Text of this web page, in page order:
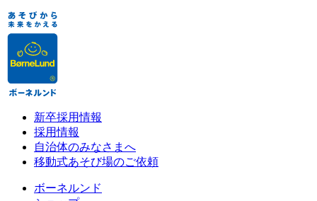
新卒採用情報
採用情報
自治体のみなさまへ
移動式あそび場のご依頼
ボーネルンド